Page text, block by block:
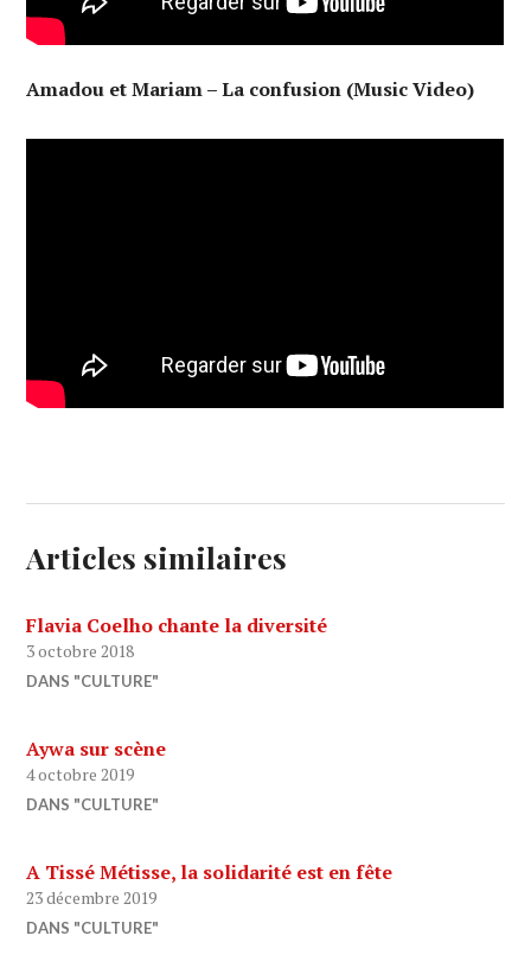
Amadou et Mariam – La confusion (Music Video)
Articles similaires
Flavia Coelho chante la diversité
3 octobre 2018
DANS "CULTURE"
Aywa sur scène
4 octobre 2019
DANS "CULTURE"
A Tissé Métisse, la solidarité est en fête
23 décembre 2019
DANS "CULTURE"